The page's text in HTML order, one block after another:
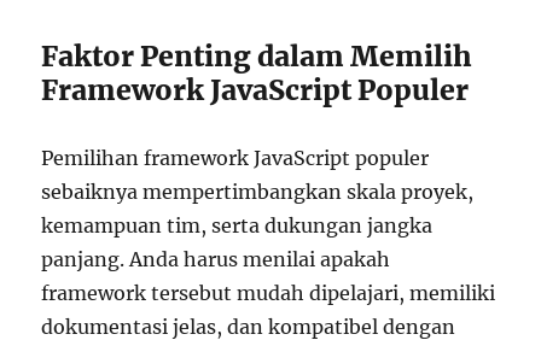
Faktor Penting dalam Memilih
Framework JavaScript Populer
Pemilihan framework JavaScript populer
sebaiknya mempertimbangkan skala proyek,
kemampuan tim, serta dukungan jangka
panjang. Anda harus menilai apakah
framework tersebut mudah dipelajari, memiliki
dokumentasi jelas, dan kompatibel dengan